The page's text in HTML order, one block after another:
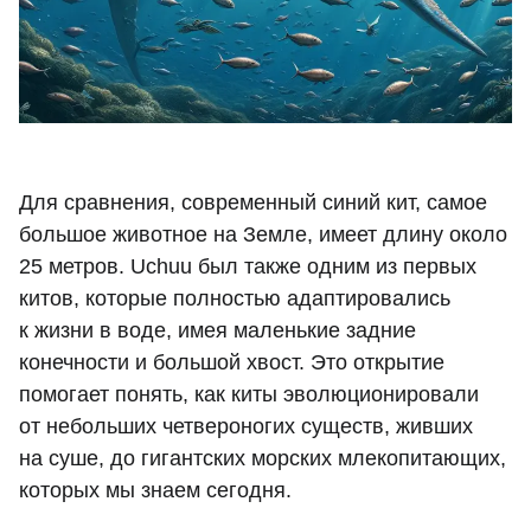
Для сравнения, современный синий кит, самое
большое животное на Земле, имеет длину около
25 метров. Uchuu был также одним из первых
китов, которые полностью адаптировались
к жизни в воде, имея маленькие задние
конечности и большой хвост. Это открытие
помогает понять, как киты эволюционировали
от небольших четвероногих существ, живших
на суше, до гигантских морских млекопитающих,
которых мы знаем сегодня.